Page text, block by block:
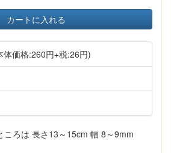
カートに入れる
体価格:260円+税:26円)
ころは 長さ13～15cm 幅 8～9mm